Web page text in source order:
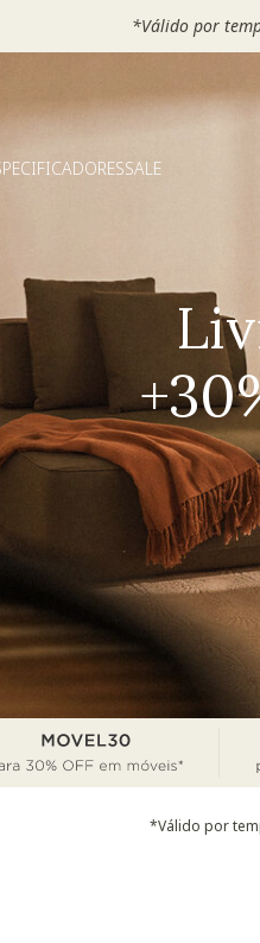
Escolha seu VOUCHER e
SALE
*Válido por